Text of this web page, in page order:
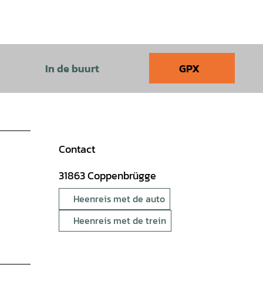
In de buurt GPX
Contact
31863Coppenbrügge
Heenreis met de auto
Heenreis met de trein